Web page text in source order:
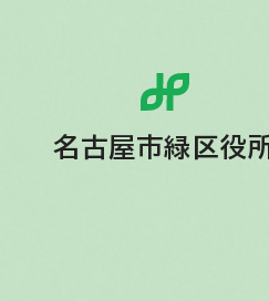
名古屋市緑区役